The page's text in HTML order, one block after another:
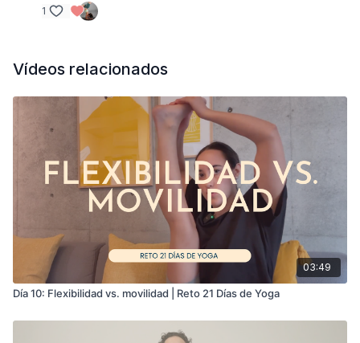
1
Vídeos relacionados
03:49
Día 10: Flexibilidad vs. movilidad | Reto 21 Días de Yoga